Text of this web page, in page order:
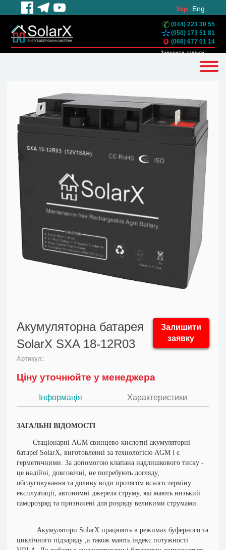
Укр Eng
(044) 223 38 55
(050) 173 51 81
(066) 677 01 14
Замовити дзвінок
Акумуляторна батарея
SolarX SXA 18-12R03
Залишити
заявку
Артикул:
Ціну уточнюйте у менеджера
Інформація Характеристики
ЗАГАЛЬНІ ВІДОМОСТІ
Стаціонарні AGM свинцево-кислотні акумуляторні
батареї SolarX, виготовленні за технологією AGM і є
герметичними. За допомогою клапана надлишкового тиску -
це надійні, довговічні, не потребують догляду,
обслуговування та доливу води протягом всього терміну
експлуатації, автономні джерела струму, які мають низький
саморозряд та призначені для розряду великими струмами.
Акумулятори SolarX працюють в режимах буферного та
циклічного підзаряду ,а також мають індекс потужності